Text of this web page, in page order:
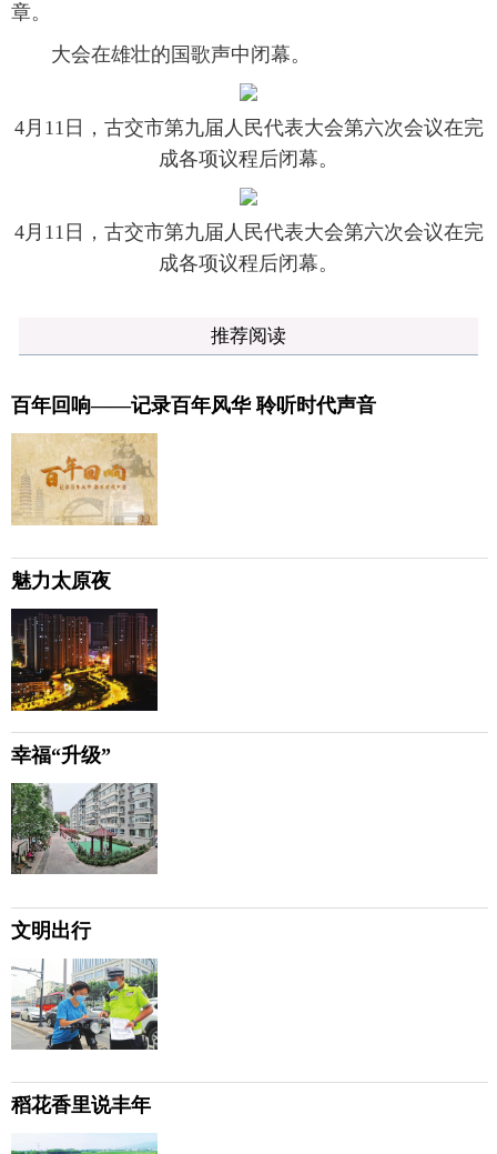
章。
大会在雄壮的国歌声中闭幕。
4月11日，古交市第九届人民代表大会第六次会议在完
成各项议程后闭幕。
4月11日，古交市第九届人民代表大会第六次会议在完
成各项议程后闭幕。
推荐阅读
百年回响——记录百年风华 聆听时代声音
魅力太原夜
幸福“升级”
文明出行
稻花香里说丰年